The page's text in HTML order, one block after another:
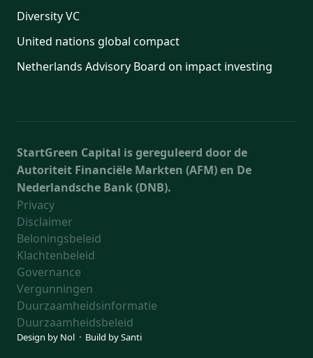
Diversity VC
United nations global compact
Netherlands Advisory Board on impact investing
StartGreen Capital is gereguleerd door de
Autoriteit Financiële Markten (AFM) en De
Nederlandsche Bank (DNB).
Privacy
Disclaimer
Beloningsbeleid
Klachtenbeleid
Governance
Vergunningen
Duurzaamheidsinformatie
Duurzaamheidsbeleid
Design by Nol · Build bySanti